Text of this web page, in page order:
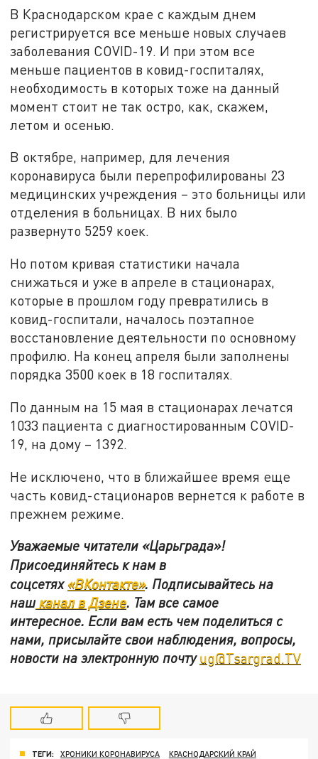
В Краснодарском крае с каждым днем
регистрируется все меньше новых случаев
заболевания COVID-19. И при этом все
меньше пациентов в ковид-госпиталях,
необходимость в которых тоже на данный
момент стоит не так остро, как, скажем,
летом и осенью.
В октябре, например, для лечения
коронавируса были перепрофилированы 23
медицинских учреждения – это больницы или
отделения в больницах. В них было
развернуто 5259 коек.
Но потом кривая статистики начала
снижаться и уже в апреле в стационарах,
которые в прошлом году превратились в
ковид-госпитали, началось поэтапное
восстановление деятельности по основному
профилю. На конец апреля были заполнены
порядка 3500 коек в 18 госпиталях.
По данным на 15 мая в стационарах лечатся
1033 пациента с диагностированным COVID-
19, на дому – 1392.
Не исключено, что в ближайшее время еще
часть ковид-стационаров вернется к работе в
прежнем режиме.
Уважаемые читатели «Царьграда»!
Присоединяйтесь к нам в
соцсетях«ВКонтакте». Подписывайтесь на
нашканал в Дзене. Там все самое
интересное. Если вам есть чем поделиться с
нами, присылайте свои наблюдения, вопросы,
новости на электронную почтуug@Tsargrad.TV
ТЕГИ: ХРОНИКИ КОРОНАВИРУСА
КРАСНОДАРСКИЙ КРАЙ